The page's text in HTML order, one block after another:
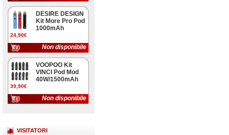
24,90€
DESIRE DESIGN
Kit More Pro Pod
1000mAh
Non disponibile
39,90€
VOOPOO Kit
VINCI Pod Mod
40W/1500mAh
Non disponibile
VISITATORI